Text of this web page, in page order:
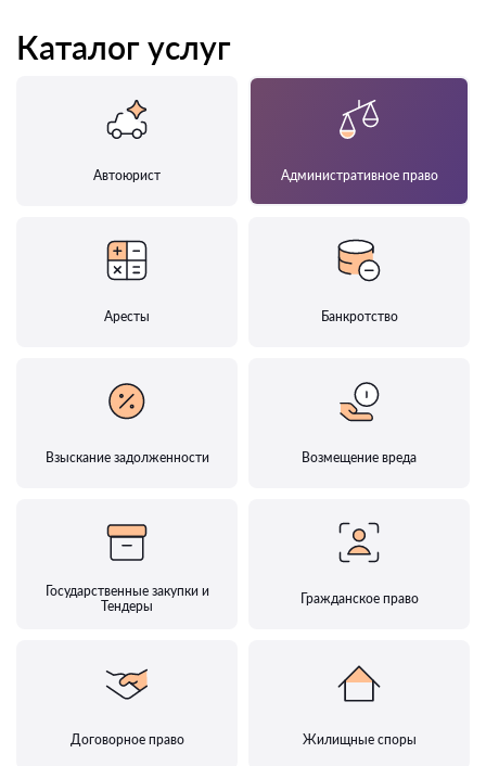
Каталог услуг
Автоюрист Административное право
Аресты Банкротство
Взыскание задолженности Возмещение вреда
Государственные закупки и
Тендеры
Гражданское право
Договорное право Жилищные споры